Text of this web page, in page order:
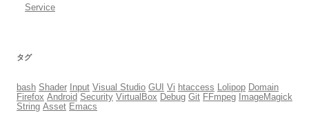
Service
タグ
bash Shader Input Visual Studio GUI Vi htaccess Lolipop Domain
Firefox Android Security VirtualBox Debug Git FFmpeg ImageMagick
String Asset Emacs